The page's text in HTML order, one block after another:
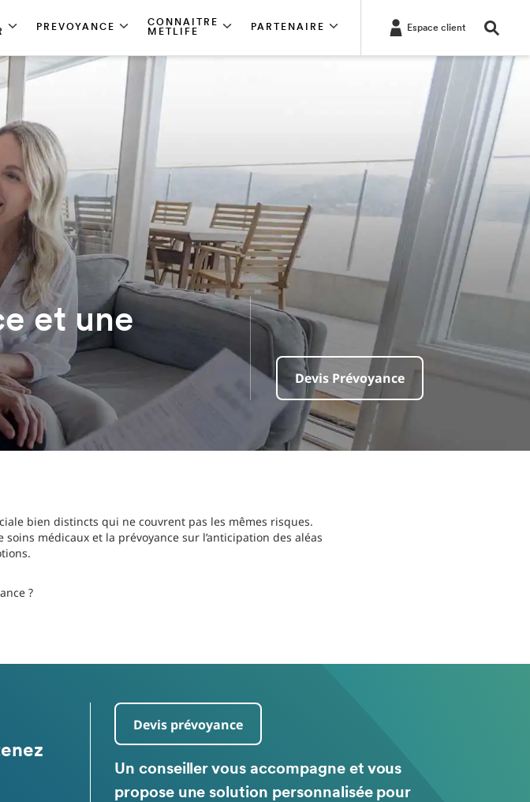
PREVOYANCE
CONNAITRE
METLIFE
PARTENAIRE Espace client
et une
Devis Prévoyance
bien distincts qui ne couvrent pas les mêmes risques.
médicaux et la prévoyance sur l’anticipation des aléas
?
Devis prévoyance
Un conseiller vous accompagne et vous
propose une solution personnalisée pour